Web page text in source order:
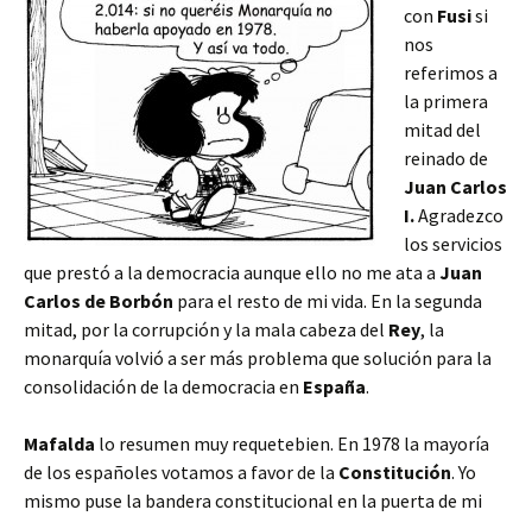
con Fusisi
nos
referimos a
la primera
mitad del
reinado de
Juan Carlos
I.Agradezco
los servicios
que prestó a la democracia aunque ello no me ata a Juan
Carlos de Borbón para el resto de mi vida. En la segunda
mitad, por la corrupción y la mala cabeza del Rey, la
monarquía volvió a ser más problema que solución para la
consolidación de la democracia en España.
Mafalda lo resumen muy requetebien. En 1978 la mayoría
de los españoles votamos a favor de la Constitución. Yo
mismo puse la bandera constitucional en la puerta de mi